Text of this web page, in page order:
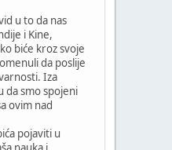
u to da nas
i Kine,
biće kroz svoje
da poslije
Iza
da smo spojeni
ovim nad
pojaviti u